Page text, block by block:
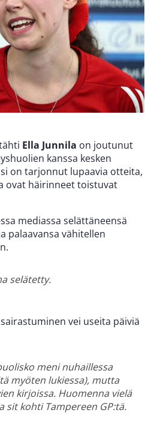
Ella Junnila on joutunut
kanssa kesken
on tarjonnut lupaavia otteita,
ovat häirinneet toistuvat
mediassa selättäneensä
palaavansa vähitellen
selätetty.
vei useita päiviä
meni nuhaillessa
myöten lukiessa), mutta
kirjoissa. Huomenna vielä
sit kohti Tampereen GP:tä.